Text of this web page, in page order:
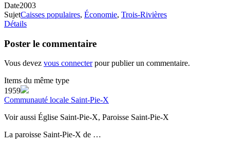
Date2003
SujetCaisses populaires, Économie, Trois-Rivières
Détails
Poster le commentaire
Vous devez vous connecterpour publier un commentaire.
Items du même type
1959
Communauté locale Saint-Pie-X
Voir aussi Église Saint-Pie-X, Paroisse Saint-Pie-X
La paroisse Saint-Pie-X de …